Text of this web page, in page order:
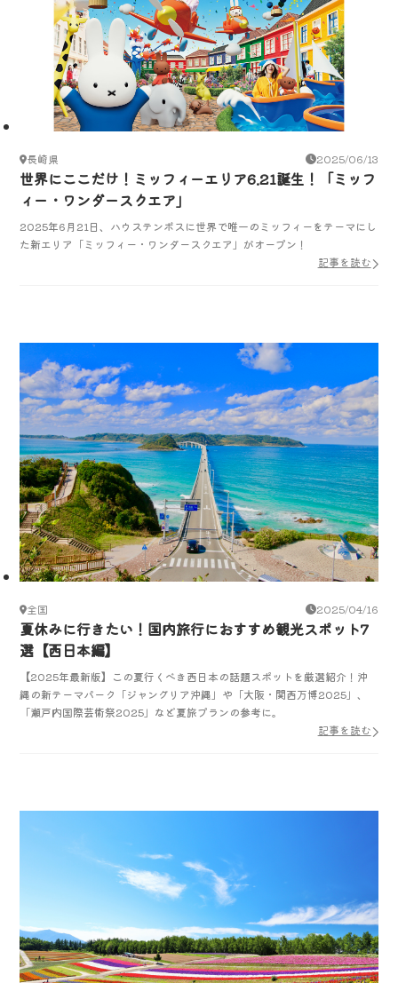
長崎県 2025/06/13
世界にここだけ！ミッフィーエリア6.21誕生！「ミッフ
ィー・ワンダースクエア」
2025年6月21日、ハウステンボスに世界で唯一のミッフィーをテーマにし
た新エリア「ミッフィー・ワンダースクエア」がオープン！
記事を読む
全国 2025/04/16
夏休みに行きたい！国内旅行におすすめ観光スポット7
選【西日本編】
【2025年最新版】この夏行くべき西日本の話題スポットを厳選紹介！沖
縄の新テーマパーク「ジャングリア沖縄」や「大阪・関西万博2025」、
「瀬戸内国際芸術祭2025」など夏旅プランの参考に。
記事を読む